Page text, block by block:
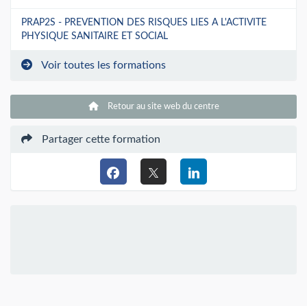
PRAP2S - PREVENTION DES RISQUES LIES A L'ACTIVITE
PHYSIQUE SANITAIRE ET SOCIAL
Voir toutes les formations
Retour au site web du centre
Partager cette formation